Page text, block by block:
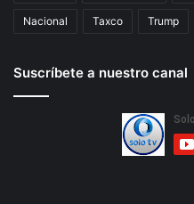
Nacional Taxco Trump
Suscríbete a nuestro canal